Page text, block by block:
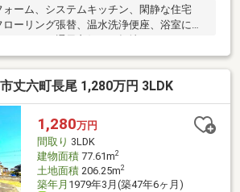
ーム、システムキッチン、閑静な住宅
ーリング張替、温水洗浄便座、浴室に
丈六町長尾 1,280万円 3LDK
1,280万円
間取り 3LDK
建物面積77.61m2
土地面積206.25m2
築年月 1979年3月(築47年6ヶ月)